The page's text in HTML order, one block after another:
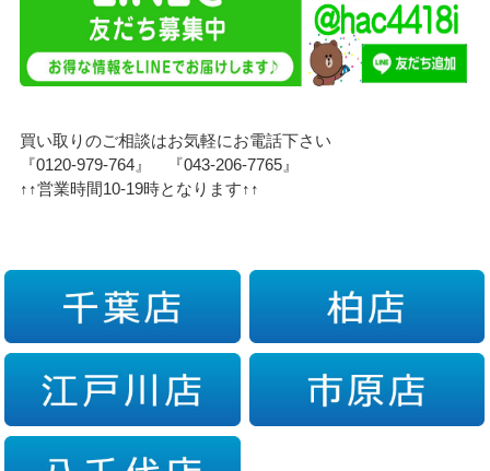
買い取りのご相談はお気軽にお電話下さい
『0120-979-764』 『043-206-7765』
↑↑営業時間10-19時となります↑↑